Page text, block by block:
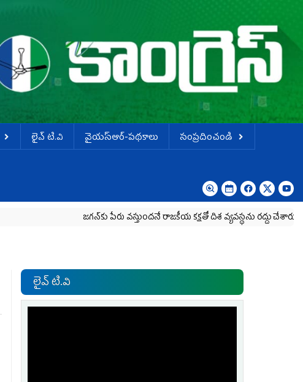
లైవ్ టి.వి వైయస్ఆర్-పథకాలు
సంప్రదించండి
జగన్‌కు పేరు వస్తుందనే రాజకీయ కక్షతో దిశ వ్య‌వ‌స్థ‌ను రద్దు చేశారు కృష్ణా
లైవ్ టి.వి